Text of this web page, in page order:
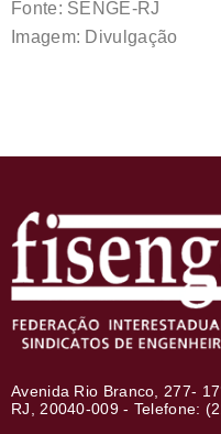
Fonte: SENGE-RJ
Imagem: Divulgação
Avenida Rio Branco, 277-
RJ, 20040-009 - Telefone: